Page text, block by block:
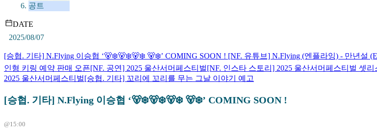
공트
DATE
2025/08/07
[승협. 기타] N.Flying 이승협 ‘🐻‍❄🐻‍❄🐻‍❄ 🐻‍❄’ COMING SOON ! [NF. 유튜브] N.Flying (엔플라잉) - 만년설
인형 키링 예약 판매 오픈[NF. 공연] 2025 울산서머페스티벌[NF. 인스타 스토리] 2025 울산서머페스티벌 셋리
2025 울산서머페스티벌[승협. 기타] 꼬리에 꼬리를 무는 그날 이야기 예고
[승협. 기타] N.Flying 이승협 ‘🐻‍❄🐻‍❄🐻‍❄ 🐻‍❄’ COMING SOON !
@15:00